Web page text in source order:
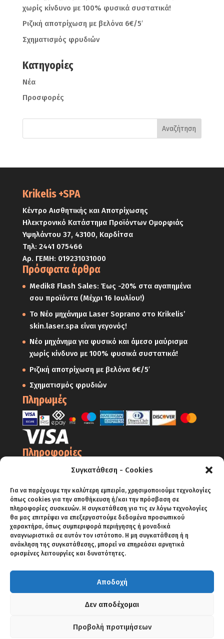
Συγκατάθεση - Cookies
Για να παρέχουμε την καλύτερη εμπειρία, χρησιμοποιούμε τεχνολογίες
όπως cookies για την αποθήκευση ή/και την πρόσβαση σε
πληροφορίες συσκευών. Η συγκατάθεση για τις εν λόγω τεχνολογίες
θα μας επιτρέψει να επεξεργαστούμε δεδομένα προσωπικού
χαρακτήρα, όπως συμπεριφορά περιήγησης ή μοναδικά
αναγνωριστικά σε αυτόν τον ιστότοπο. Η μη συγκατάθεση ή η
ανάκληση της συγκατάθεσης, μπορεί να επηρεάσει αρνητικά
ορισμένες λειτουργίες και δυνατότητες.
Αποδοχή
Δεν αποδέχομαι
Προβολή προτιμήσεων
χωρίς κίνδυνο με 100% φυσικά συστατικά!
Ριζική αποτρίχωση με βελόνα 6€/5′
Σχηματισμός φρυδιών
Kατηγορίες
Νέα
Προσφορές
Krikelis +SPA
Κέντρο Αισθητικής και Αποτρίχωσης
Ηλεκτρονικό Κατάστημα Προϊόντων Ομορφιάς
Υψηλάντου 37, 43100, Καρδίτσα
Τηλ: 2441 075466
Αρ. ΓΕΜΗ: 019231031000
Πρόσφατα άρθρα
Medik8 Flash Sales: Έως -20% στα αγαπημένα
σου προϊόντα (Μέχρι 16 Ιουλίου!)
Το Νέο μηχάνημα Laser Soprano στο Krikelis’
skin.laser.spa είναι γεγονός!
Νέο μηχάνημα για φυσικό και άμεσο μαύρισμα
χωρίς κίνδυνο με 100% φυσικά συστατικά!
Ριζική αποτρίχωση με βελόνα 6€/5′
Σχηματισμός φρυδιών
Πληρωμές
Πληροφορίες
Ο Λογαριασμός μου
Πολιτική Απορρήτου – Cookies
Πολιτική Επιστροφών
Αποστολές
Πληρωμές
ΑΡΧΙΚΗ SHOP BLOG ΕΠΙΚΟΙΝΩΝΙΑ